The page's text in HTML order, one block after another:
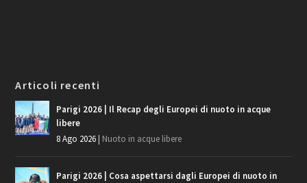
Articoli recenti
Parigi 2026 | Il Recap degli Europei di nuoto in acque
libere
8 Ago 2026| Nuoto in acque libere
Parigi 2026 | Cosa aspettarsi dagli Europei di nuoto in